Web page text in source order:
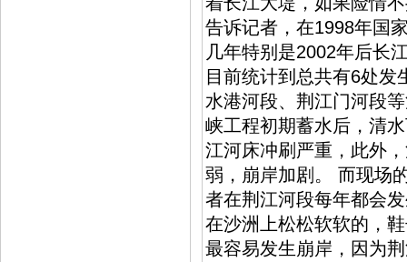
告诉记者，在1998年国
几年特别是2002年后长
目前统计到总共有6处
水港河段、荆江门河段
峡工程初期蓄水后，清
江河床冲刷严重，此外
弱，崩岸加剧。 而现场
者在荆江河段每年都会
在沙洲上松松软软的，
最容易发生崩岸，因为